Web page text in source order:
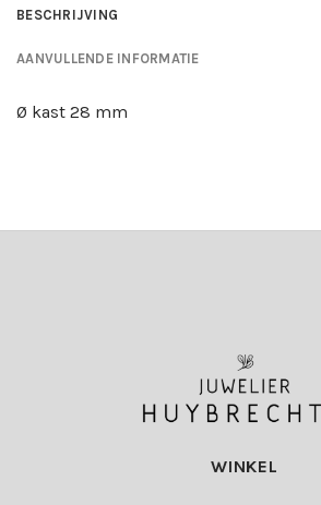
BESCHRIJVING
AANVULLENDE INFORMATIE
Ø kast 28 mm
WINKEL